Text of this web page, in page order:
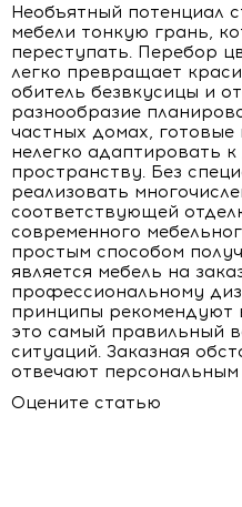
Необъятный потенциал
мебели тонкую грань,
переступать. Перебор
легко превращает
обитель безвкусицы и
разнообразие
частных домах,
нелегко адаптировать
пространству. Без
реализовать
соответствующей
современного
простым способом
является мебель на
профессиональному
принципы рекомендуют
это самый правильный
ситуаций. Заказная
отвечают
Оцените статью